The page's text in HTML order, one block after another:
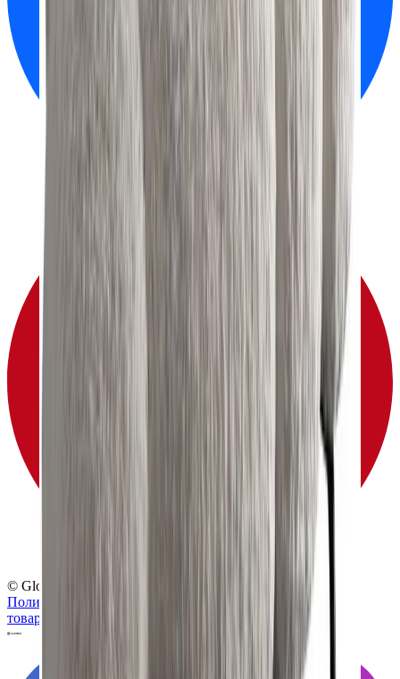
© Globus, 2008–2026
Политика конфиденциальности
Политика использования
товарных знаков